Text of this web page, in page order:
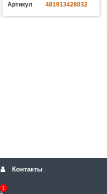
Артикул 481913428032
Контакты
1